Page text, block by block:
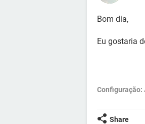
Bom dia,
Eu gostaria
Configuração:
Share